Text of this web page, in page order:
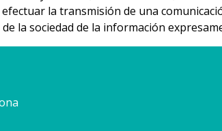
la transmisión de una
la sociedad de la información